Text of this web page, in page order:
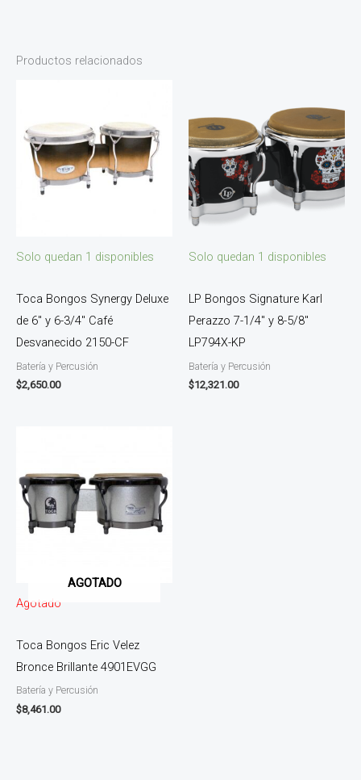
Productos relacionados
Solo quedan 1 disponibles
Toca Bongos Synergy Deluxe
de 6″ y 6-3/4″ Café
Desvanecido 2150-CF
Batería y Percusión
$2,650.00
Solo quedan 1 disponibles
LP Bongos Signature Karl
Perazzo 7-1/4″ y 8-5/8″
LP794X-KP
Batería y Percusión
$12,321.00
AGOTADO
Agotado
Toca Bongos Eric Velez
Bronce Brillante 4901EVGG
Batería y Percusión
$8,461.00